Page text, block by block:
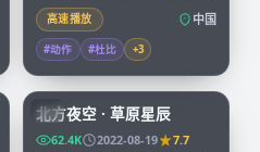
高速播放 中国
#动作 #杜比 +3
CN
99:01
北方夜空 · 草原星辰
62.4K 2022-08-19 7.7